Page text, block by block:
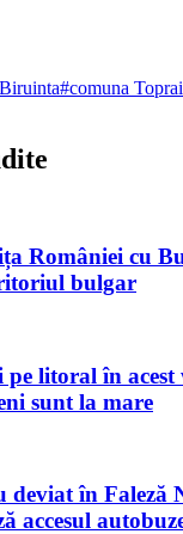
#comuna
României cu
bulgar
litoral în acest
sunt la mare
deviat în Faleză
accesul